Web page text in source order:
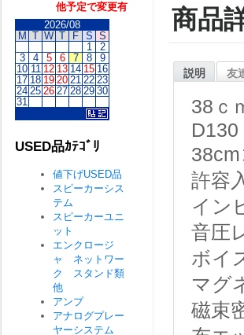
商品
説明 友
38ｃ
D130
許容
イン
音圧
ボイ
マグ
磁束
他予定で変更有
2026/08
M T W T F S S
1
2
3
4 5 6 7 8
9
10 11 12 13 14 15 16
17 18 19 20 21 22 23
24 25 26 27 28 29 30
31
USED品ｶﾃｺﾞﾘ
値下げUSED品
スピーカーシス
テム
スピーカーユニ
ット
エンクロージ
ャ ネットワー
ク スタンド類
他
アンプ
アナログプレー
ヤーシステム